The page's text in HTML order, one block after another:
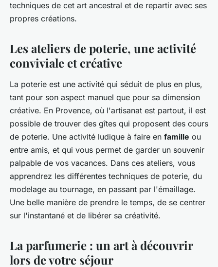
techniques de cet art ancestral et de repartir avec ses
propres créations.
Les ateliers de poterie, une activité
conviviale et créative
La poterie est une activité qui séduit de plus en plus,
tant pour son aspect manuel que pour sa dimension
créative. En Provence, où l'artisanat est partout, il est
possible de trouver des gîtes qui proposent des cours
de poterie. Une activité ludique à faire en famille ou
entre amis, et qui vous permet de garder un souvenir
palpable de vos vacances. Dans ces ateliers, vous
apprendrez les différentes techniques de poterie, du
modelage au tournage, en passant par l'émaillage.
Une belle manière de prendre le temps, de se centrer
sur l'instantané et de libérer sa créativité.
La parfumerie : un art à découvrir
lors de votre séjour